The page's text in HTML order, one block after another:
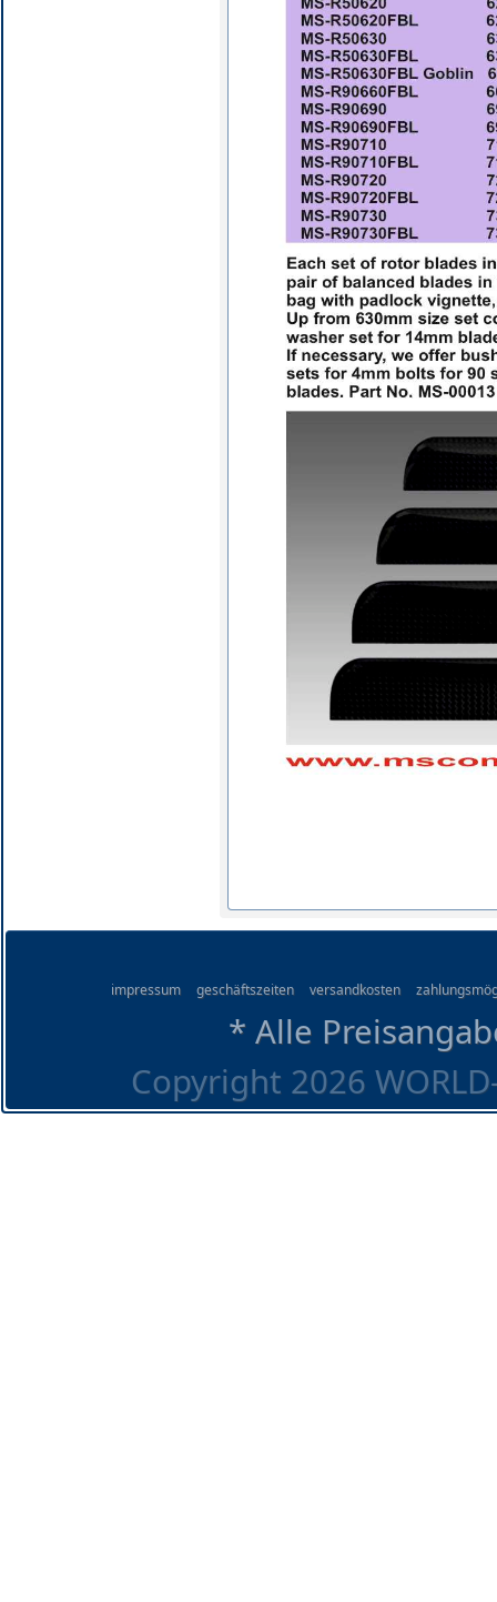
impressum geschäftszeiten versandkosten
* Alle
Copyright 2026